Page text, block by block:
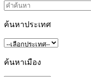
ค้นหาประเทศ
ค้นหาเมือง